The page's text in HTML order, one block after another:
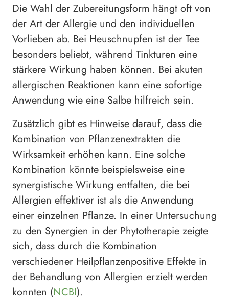
Die Wahl der Zubereitungsform hängt oft von
der Art der Allergie und den individuellen
Vorlieben ab. Bei Heuschnupfen ist der Tee
besonders beliebt, während Tinkturen eine
stärkere Wirkung haben können. Bei akuten
allergischen Reaktionen kann eine sofortige
Anwendung wie eine Salbe hilfreich sein.
Zusätzlich gibt es Hinweise darauf, dass die
Kombination von Pflanzenextrakten die
Wirksamkeit erhöhen kann. Eine solche
Kombination könnte beispielsweise eine
synergistische Wirkung entfalten, die bei
Allergien effektiver ist als die Anwendung
einer einzelnen Pflanze. In einer Untersuchung
zu den Synergien in der Phytotherapie zeigte
sich, dass durch die Kombination
verschiedener Heilpflanzenpositive Effekte in
der Behandlung von Allergien erzielt werden
konnten (NCBI).